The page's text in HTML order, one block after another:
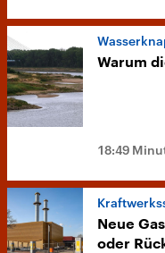
Warum
18:49
Neue
oder